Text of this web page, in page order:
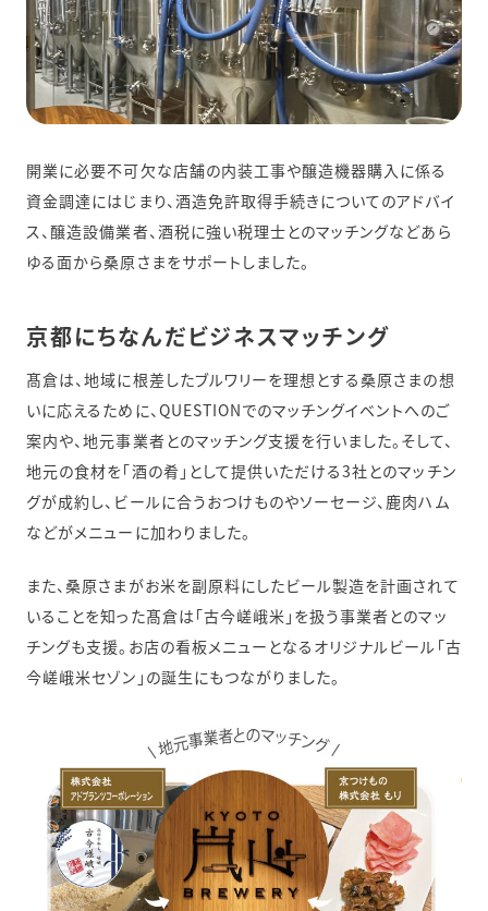
開業に必要不可欠な店舗の内装工事や醸造機器購入に係る
資金調達にはじまり、酒造免許取得手続きについてのアドバイ
ス、醸造設備業者、酒税に強い税理士とのマッチングなどあら
ゆる面から桑原さまをサポートしました。
京都にちなんだビジネスマッチング
髙倉は、地域に根差したブルワリーを理想とする桑原さまの想
いに応えるために、QUESTIONでのマッチングイベントへのご
案内や、地元事業者とのマッチング支援を行いました。そして、
地元の食材を「酒の肴」として提供いただける3社とのマッチン
グが成約し、ビールに合うおつけものやソーセージ、鹿肉ハム
などがメニューに加わりました。
また、桑原さまがお米を副原料にしたビール製造を計画されて
いることを知った髙倉は「古今嵯峨米」を扱う事業者とのマッ
チングも支援。お店の看板メニューとなるオリジナルビール「古
今嵯峨米セゾン」の誕生にもつながりました。